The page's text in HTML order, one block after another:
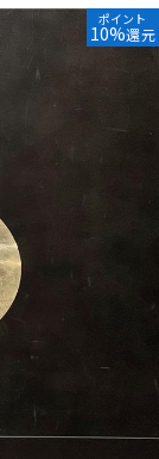
レレ
アノ
楽器
ポイント
10%還元